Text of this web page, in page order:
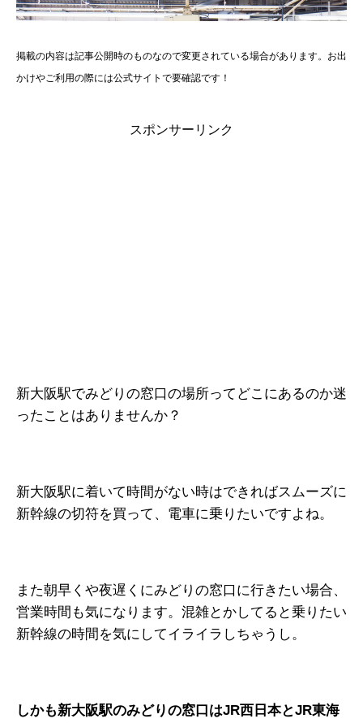
掲載の内容は記事公開時のものなので変更されている場合があります。お出
かけやご利用の際には公式サイトで要確認です！
スポンサーリンク
新大阪駅でみどりの窓口の場所ってどこにあるのか迷
ったことはありませんか？
新大阪駅に着いて時間がない時はできればスムーズに
新幹線の切符を買って、電車に乗りたいですよね。
また朝早くや夜遅くにみどりの窓口に行きたい場合、
営業時間も気になります。混雑とかしてると乗りたい
新幹線の時間を気にしてイライラしちゃうし。
しかも新大阪駅のみどりの窓口はJR西日本とJR東海